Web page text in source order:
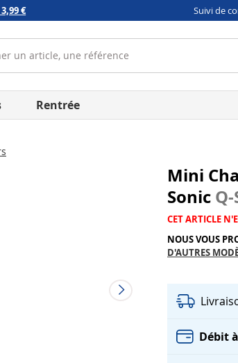
€ Suivi de
Rentrée
Mini
Sonic
CET ARTICLE
NOUS VOUS
D'AUTRES
Débit